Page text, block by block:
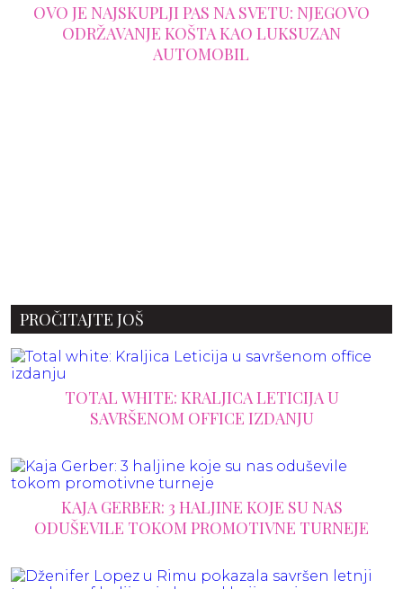
OVO JE NAJSKUPLJI PAS NA SVETU: NJEGOVO
ODRŽAVANJE KOŠTA KAO LUKSUZAN
AUTOMOBIL
PROČITAJTE JOŠ
TOTAL WHITE: KRALJICA LETICIJA U
SAVRŠENOM OFFICE IZDANJU
KAJA GERBER: 3 HALJINE KOJE SU NAS
ODUŠEVILE TOKOM PROMOTIVNE TURNEJE